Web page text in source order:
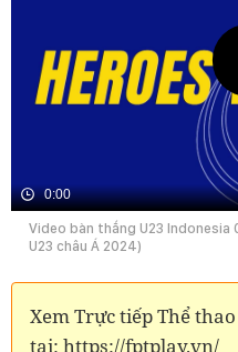
0:00
Video bàn thắng U23 Indonesia
U23 châu Á 2024)
Xem Trực tiếp Thể
tại: https://fptplay.vn/